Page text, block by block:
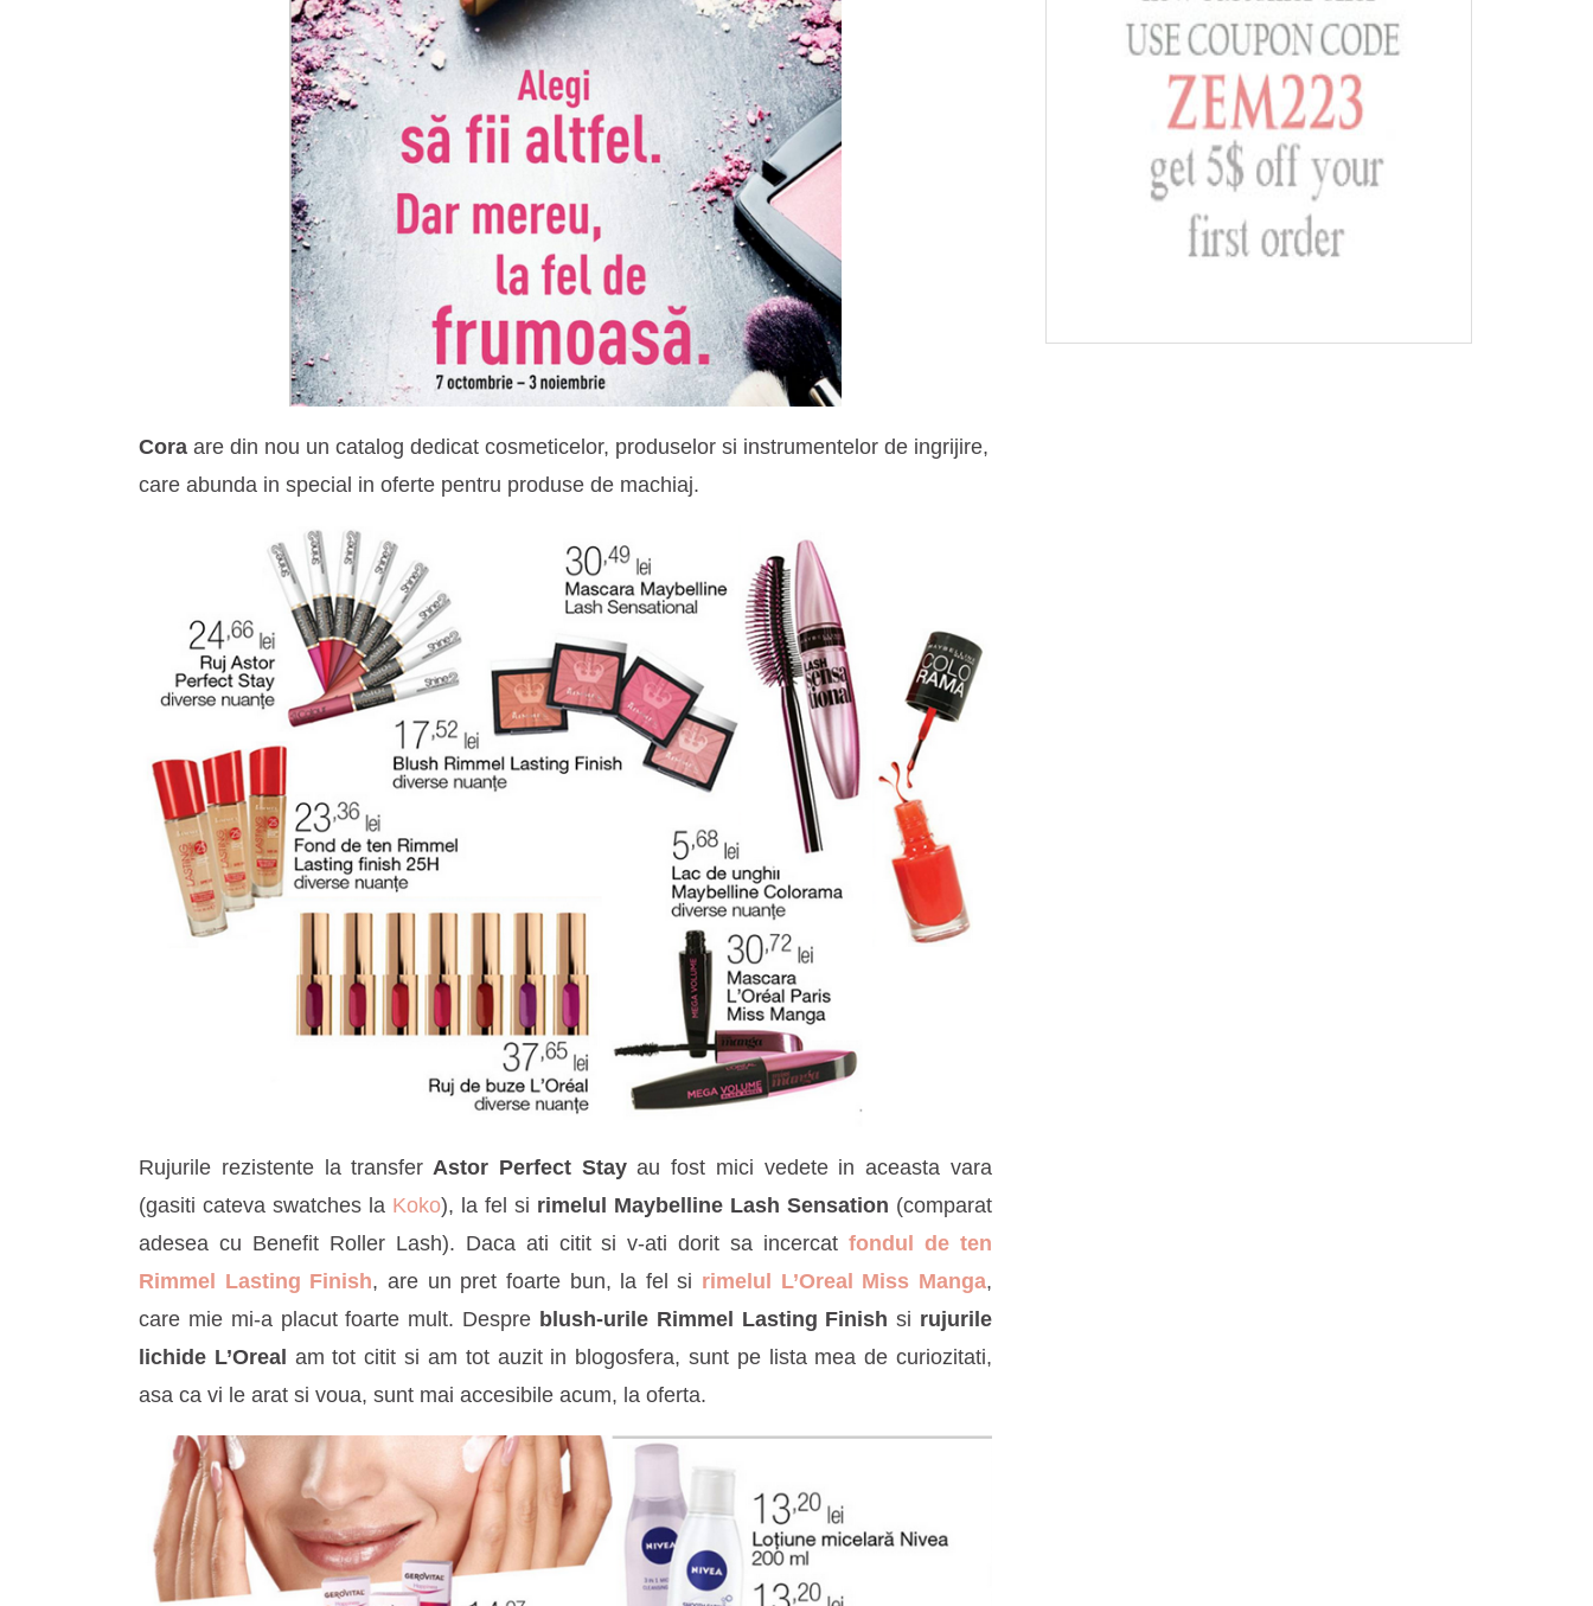
Cora are din nou un catalog dedicat cosmeticelor, produselor si instrumentelor de ingrijire,
care abunda in special in oferte pentru produse de machiaj.
Rujurile rezistente la transfer Astor Perfect Stayau fost mici vedete in aceasta vara
(gasiti cateva swatches la Koko), la fel si rimelul Maybelline Lash Sensation (comparat
adesea cu Benefit Roller Lash). Daca ati citit si v-ati dorit sa incercatfondul de ten
Rimmel Lasting Finish, are un pret foarte bun, la fel si rimelul L’Oreal Miss Manga,
care mie mi-a placut foarte mult. Despre blush-urile Rimmel Lasting Finish si rujurile
lichide L’Oreal am tot citit si am tot auzit in blogosfera, sunt pe lista mea de curiozitati,
asa ca vi le arat si voua, sunt mai accesibile acum, la oferta.